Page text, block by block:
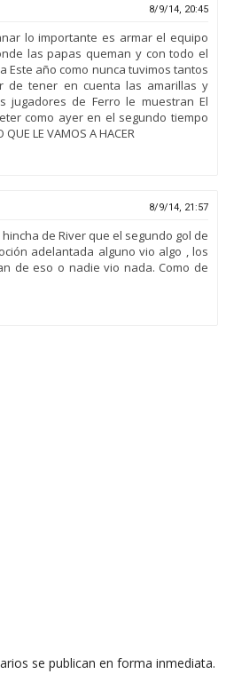
8/9/14, 20:45
lo importante es armar el equipo
las papas queman y con todo el
Este año como nunca tuvimos tantos
de tener en cuenta las amarillas y
jugadores de Ferro le muestran El
como ayer en el segundo tiempo
QUE LE VAMOS A HACER
8/9/14, 21:57
de River que el segundo gol de
adelantada alguno vio algo , los
de eso o nadie vio nada. Como de
se publican en forma inmediata.